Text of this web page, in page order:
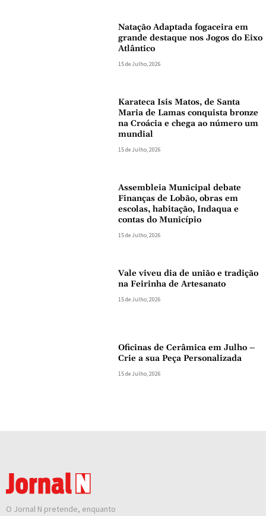
Natação Adaptada fogaceira em
grande destaque nos Jogos do Eixo
Atlântico
15 de Julho, 2026
Karateca Isis Matos, de Santa
Maria de Lamas conquista bronze
na Croácia e chega ao número um
mundial
15 de Julho, 2026
Assembleia Municipal debate
Finanças de Lobão, obras em
escolas, habitação, Indaqua e
contas do Município
15 de Julho, 2026
Vale viveu dia de união e tradição
na Feirinha de Artesanato
15 de Julho, 2026
Oficinas de Cerâmica em Julho –
Crie a sua Peça Personalizada
15 de Julho, 2026
O Jornal N pretende, enquanto